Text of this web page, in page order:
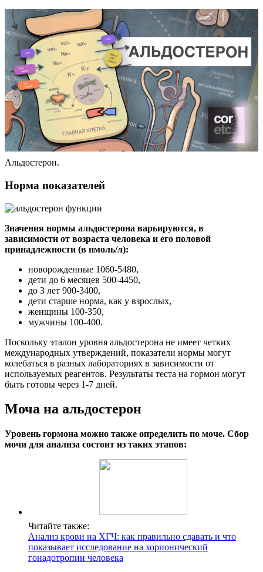
Альдостерон.
Норма показателей
Значения нормы альдостерона варьируются, в
зависимости от возраста человека и его половой
принадлежности (в пмоль/л):
новорожденные 1060-5480,
дети до 6 месяцев 500-4450,
до 3 лет 900-3400,
дети старше норма, как у взрослых,
женщины 100-350,
мужчины 100-400.
Поскольку эталон уровня альдостерона не имеет четких
международных утверждений, показатели нормы могут
колебаться в разных лабораториях в зависимости от
используемых реагентов. Результаты теста на гормон могут
быть готовы через 1-7 дней.
Моча на альдостерон
Уровень гормона можно также определить по моче. Сбор
мочи для анализа состоит из таких этапов:
Читайте также:
Анализ крови на ХГЧ: как правильно сдавать и что
показывает исследование на хорионический
гонадотропин человека